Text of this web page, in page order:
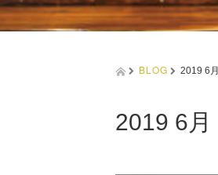
BLOG 2019 6月
2019 6月